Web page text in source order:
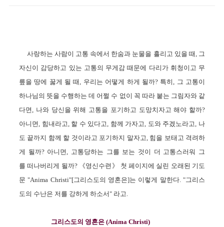
사랑하는 사람이 고통 속에서 한숨과 눈물을 흘리고 있을 때, 그
자신이 감당하고 있는 고통의 무게감 때문에 다리가 휘청이고 무
릎을 땅에 꿇게 될 때, 우리는 어떻게 하게 될까? 특히, 그 고통이
하나님의 뜻을 수행하는 데 어쩔 수 없이 꼭 따라 붙는 그림자와 같
다면, 나와 당신을 위해 고통을 포기하고 도망치자고 해야 할까?
아니면, 힘내라고, 할 수 있다고, 함께 가자고, 도와 주겠노라고, 나
도 끝까지 함께 할 것이라고 포기하지 말자고, 힘을 보태고 격려하
게 될까? 아니면, 고통당하는 그를 보는 것이 더 고통스러워 그
를떠나버리게 될까? 《영신수련》 첫 페이지에 실린 오래된 기도
문 "Anima Christi"[그리스도의 영혼은]는 이렇게 말한다. "그리스
도의 수난은 저를 강하게 하소서" 라고.
그리스도의 영혼은 (Anima Christi)